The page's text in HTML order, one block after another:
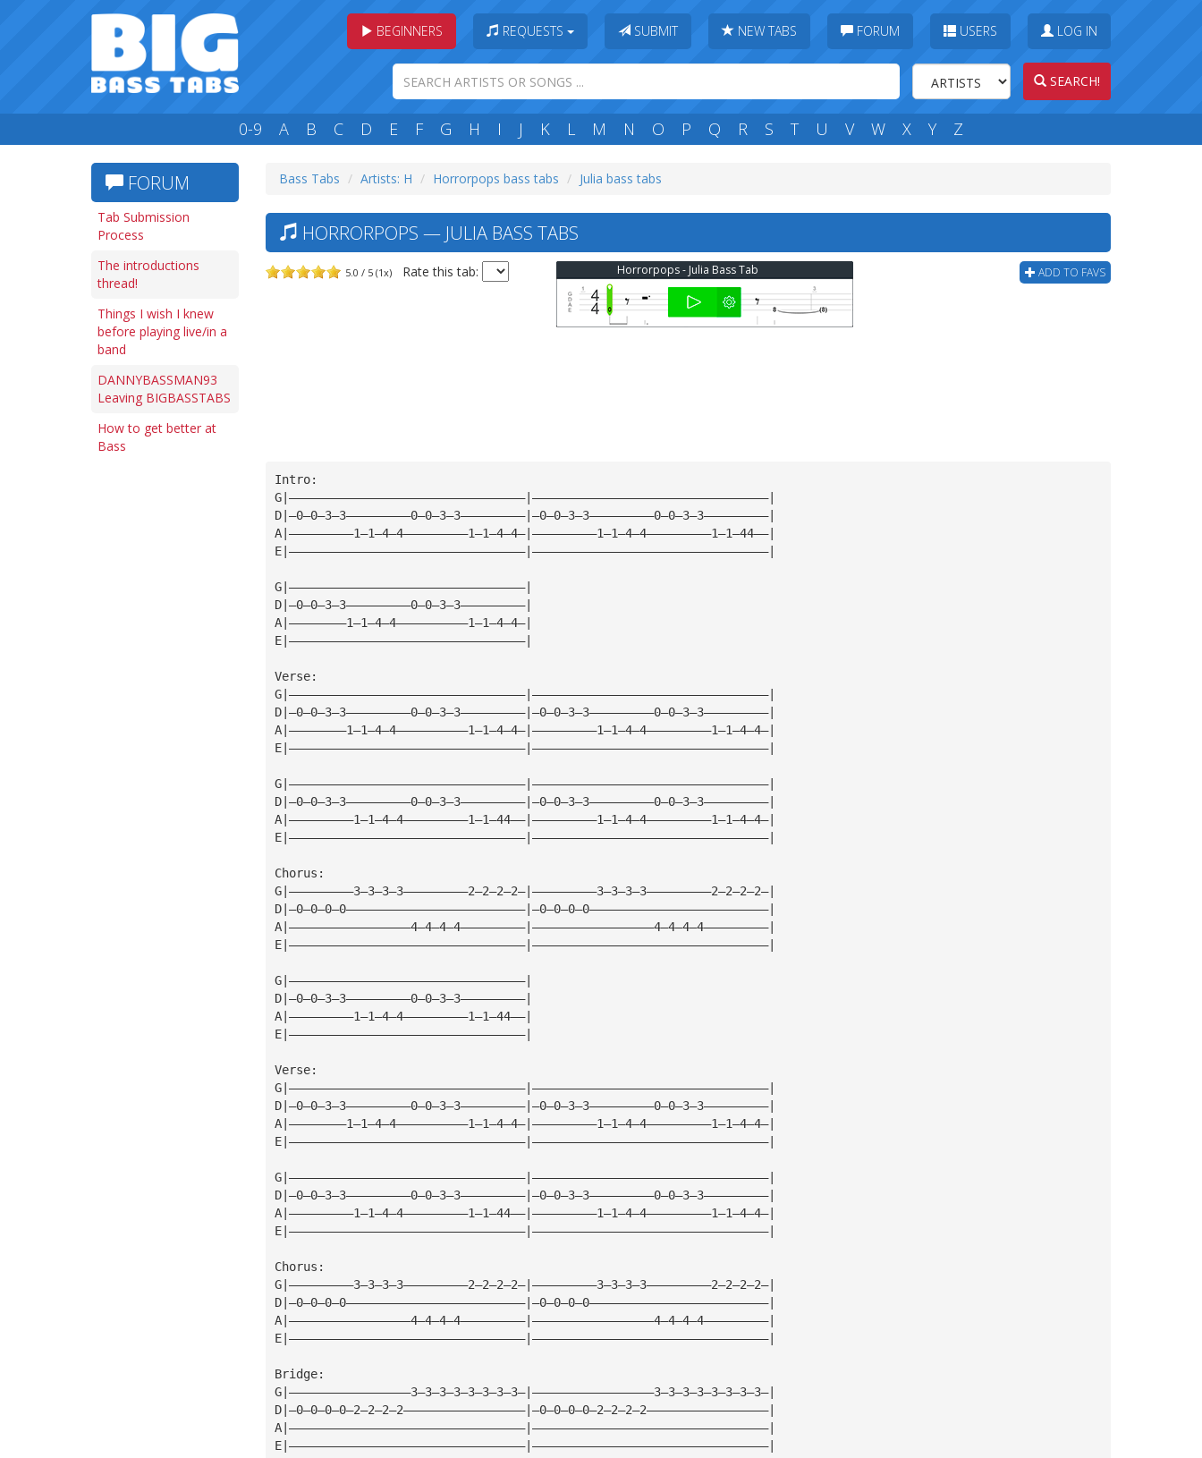
BEGINNERS REQUESTS SUBMIT NEW TABS FORUM USERS LOG IN
SEARCH!
0-9 A B C D E F G H I J K L M N O P Q R S T U V W X Y Z
FORUM
Tab Submission
Process
The introductions
thread!
Things I wish I knew
before playing live/in a
band
DANNYBASSMAN93
Leaving BIGBASSTABS
How to get better at
Bass
Bass Tabs Artists: H Horrorpops bass tabs Julia bass tabs
HORRORPOPS — JULIA BASS TABS
5.0 / 5 (1x) Rate this tab: ADD TO FAVS
Horrorpops - Julia Bass Tab
Intro:
G|—————————————————————————————————|—————————————————————————————————|
D|—0—0—3—3—————————0—0—3—3—————————|—0—0—3—3—————————0—0—3—3—————————|
A|—————————1—1—4—4—————————1—1—4—4—|—————————1—1—4—4—————————1—1—44——|
E|—————————————————————————————————|—————————————————————————————————|
G|—————————————————————————————————|
D|—0—0—3—3—————————0—0—3—3—————————|
A|————————1—1—4—4——————————1—1—4—4—|
E|—————————————————————————————————|
Verse:
G|—————————————————————————————————|—————————————————————————————————|
D|—0—0—3—3—————————0—0—3—3—————————|—0—0—3—3—————————0—0—3—3—————————|
A|————————1—1—4—4——————————1—1—4—4—|—————————1—1—4—4—————————1—1—4—4—|
E|—————————————————————————————————|—————————————————————————————————|
G|—————————————————————————————————|—————————————————————————————————|
D|—0—0—3—3—————————0—0—3—3—————————|—0—0—3—3—————————0—0—3—3—————————|
A|—————————1—1—4—4—————————1—1—44——|—————————1—1—4—4—————————1—1—4—4—|
E|—————————————————————————————————|—————————————————————————————————|
Chorus:
G|—————————3—3—3—3—————————2—2—2—2—|—————————3—3—3—3—————————2—2—2—2—|
D|—0—0—0—0—————————————————————————|—0—0—0—0—————————————————————————|
A|—————————————————4—4—4—4—————————|—————————————————4—4—4—4—————————|
E|—————————————————————————————————|—————————————————————————————————|
G|—————————————————————————————————|
D|—0—0—3—3—————————0—0—3—3—————————|
A|—————————1—1—4—4—————————1—1—44——|
E|—————————————————————————————————|
Verse:
G|—————————————————————————————————|—————————————————————————————————|
D|—0—0—3—3—————————0—0—3—3—————————|—0—0—3—3—————————0—0—3—3—————————|
A|————————1—1—4—4——————————1—1—4—4—|—————————1—1—4—4—————————1—1—4—4—|
E|—————————————————————————————————|—————————————————————————————————|
G|—————————————————————————————————|—————————————————————————————————|
D|—0—0—3—3—————————0—0—3—3—————————|—0—0—3—3—————————0—0—3—3—————————|
A|—————————1—1—4—4—————————1—1—44——|—————————1—1—4—4—————————1—1—4—4—|
E|—————————————————————————————————|—————————————————————————————————|
Chorus:
G|—————————3—3—3—3—————————2—2—2—2—|—————————3—3—3—3—————————2—2—2—2—|
D|—0—0—0—0—————————————————————————|—0—0—0—0—————————————————————————|
A|—————————————————4—4—4—4—————————|—————————————————4—4—4—4—————————|
E|—————————————————————————————————|—————————————————————————————————|
Bridge:
G|—————————————————3—3—3—3—3—3—3—3—|—————————————————3—3—3—3—3—3—3—3—|
D|—0—0—0—0—2—2—2—2—————————————————|—0—0—0—0—2—2—2—2—————————————————|
A|—————————————————————————————————|—————————————————————————————————|
E|—————————————————————————————————|—————————————————————————————————|